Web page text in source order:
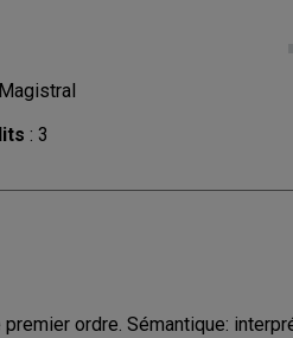
: 3
ordre. Sémantique: